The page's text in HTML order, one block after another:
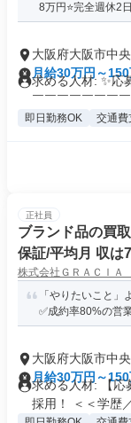
8万円⭐️完全週休2
大阪府大阪市中
月給30万円～
求める人材: ✨応
￣￣￣￣￣￣￣￣
即日勤務OK 交通費
正社員
ブランド品の買
保証/平均月 収は
株式会社ＧＲＡＣＩＡ
「やりたいこと
✅成約率80%の営
大阪府大阪市中
月給30万円～
求める人材: 【応
採用！ ＜＜学歴